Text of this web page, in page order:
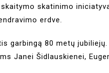
skatinimo
erdve.
garbingą 80 metų
Janei Šidlauskienei,